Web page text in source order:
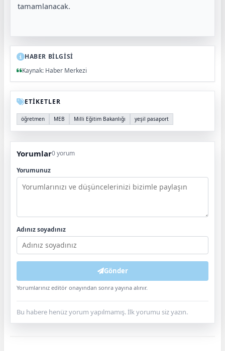
tamamlanacak.
HABER BİLGİSİ
Kaynak: Haber Merkezi
ETİKETLER
öğretmen MEB Milli Eğitim Bakanlığı yeşil pasaport
Yorumlar0 yorum
Yorumunuz
Adınız soyadınız
Gönder
Yorumlarınız editör onayından sonra yayına alınır.
Bu habere henüz yorum yapılmamış. İlk yorumu siz yazın.